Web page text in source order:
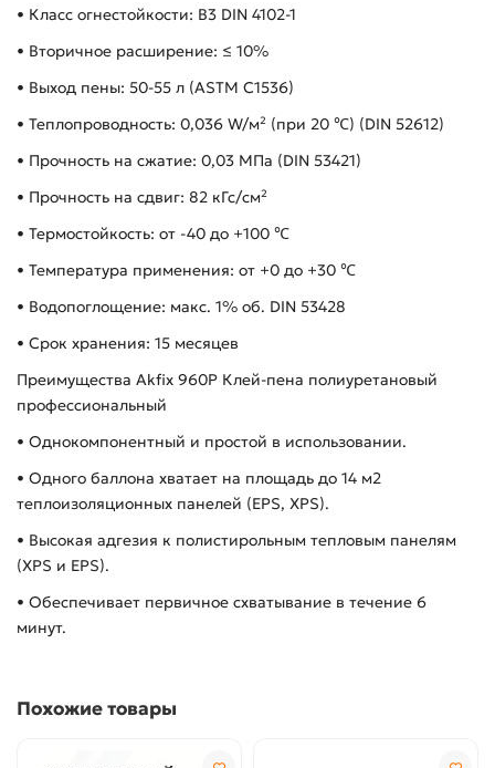
• Класс огнестойкости: B3 DIN 4102-1
• Вторичное расширение: ≤ 10%
• Выход пены: 50-55 л (ASTM C1536)
• Теплопроводность: 0,036 W/м² (при 20 ℃) (DIN 52612)
• Прочность на сжатие: 0,03 МПа (DIN 53421)
• Прочность на сдвиг: 82 кГс/см²
• Термостойкость: от -40 до +100 ℃
• Температура применения: от +0 до +30 ℃
• Водопоглощение: макс. 1% об. DIN 53428
• Срок хранения: 15 месяцев
Преимущества Akfix 960P Клей-пена полиуретановый
профессиональный
• Однокомпонентный и простой в использовании.
• Одного баллона хватает на площадь до 14 м2
теплоизоляционных панелей (EPS, XPS).
• Высокая адгезия к полистирольным тепловым панелям
(XPS и EPS).
• Обеспечивает первичное схватывание в течение 6
минут.
Похожие товары